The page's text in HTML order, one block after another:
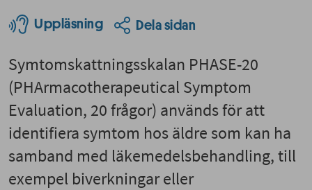
Uppläsning Dela sidan
Symtomskattningsskalan PHASE-20
(PHArmacotherapeutical Symptom
Evaluation, 20 frågor) används för att
identifiera symtom hos äldre som kan ha
samband med läkemedelsbehandling, till
exempel biverkningar eller